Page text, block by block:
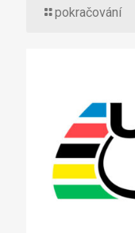
pokračování